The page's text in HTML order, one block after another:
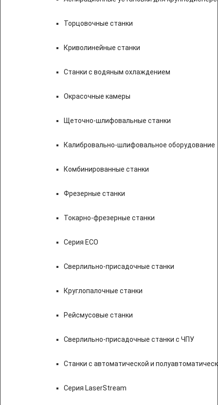
Торцовочные станки
Криволинейные станки
Станки с водяным охлаждением
Окрасочные камеры
Щеточно-шлифовальные станки
Калибровально-шлифовальное оборудование
Комбинированные станки
Фрезерные станки
Токарно-фрезерные станки
Серия ECO
Сверлильно-присадочные станки
Круглопалочные станки
Рейсмусовые станки
Сверлильно-присадочные станки с ЧПУ
Станки с автоматической и
Серия LaserStream